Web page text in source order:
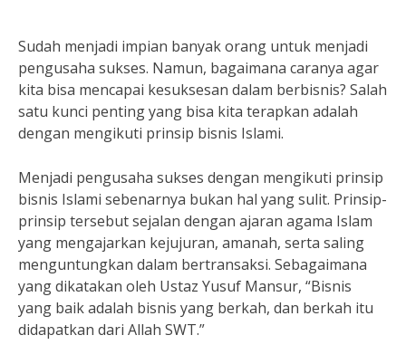
Sudah menjadi impian banyak orang untuk menjadi
pengusaha sukses. Namun, bagaimana caranya agar
kita bisa mencapai kesuksesan dalam berbisnis? Salah
satu kunci penting yang bisa kita terapkan adalah
dengan mengikuti prinsip bisnis Islami.
Menjadi pengusaha sukses dengan mengikuti prinsip
bisnis Islami sebenarnya bukan hal yang sulit. Prinsip-
prinsip tersebut sejalan dengan ajaran agama Islam
yang mengajarkan kejujuran, amanah, serta saling
menguntungkan dalam bertransaksi. Sebagaimana
yang dikatakan oleh Ustaz Yusuf Mansur, “Bisnis
yang baik adalah bisnis yang berkah, dan berkah itu
didapatkan dari Allah SWT.”